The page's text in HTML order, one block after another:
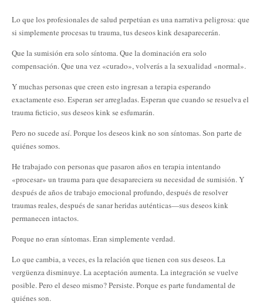
Lo que los profesionales de salud perpetúan es una narrativa peligrosa: que
si simplemente procesas tu trauma, tus deseos kink desaparecerán.
Que la sumisión era solo síntoma. Que la dominación era solo
compensación. Que una vez «curado», volverás a la sexualidad «normal».
Y muchas personas que creen esto ingresan a terapia esperando
exactamente eso. Esperan ser arregladas. Esperan que cuando se resuelva el
trauma ficticio, sus deseos kink se esfumarán.
Pero no sucede así. Porque los deseos kink no son síntomas. Son parte de
quiénes somos.
He trabajado con personas que pasaron años en terapia intentando
«procesar» un trauma para que desapareciera su necesidad de sumisión. Y
después de años de trabajo emocional profundo, después de resolver
traumas reales, después de sanar heridas auténticas—sus deseos kink
permanecen intactos.
Porque no eran síntomas. Eran simplemente verdad.
Lo que cambia, a veces, es la relación que tienen con sus deseos. La
vergüenza disminuye. La aceptación aumenta. La integración se vuelve
posible. Pero el deseo mismo? Persiste. Porque es parte fundamental de
quiénes son.